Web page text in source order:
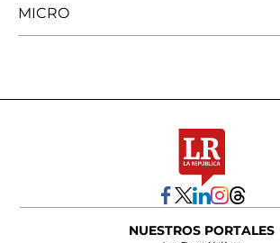
MICRO
NUESTROS PORTALES